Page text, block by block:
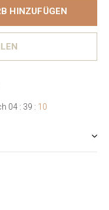
HINZUFÜGEN
04 : 39 : 09